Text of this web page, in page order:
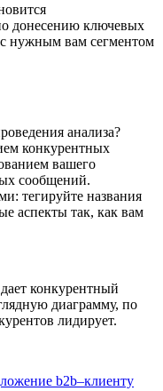
донесению ключевых
нужным вам сегментом
анализа?
конкурентных
вашего
сообщений.
тегируйте названия
аспекты так, как вам
конкурентный
диаграмму, по
лидирует.
b2b–клиенту